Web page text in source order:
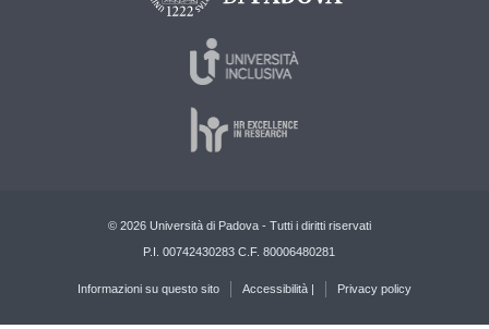
© 2026 Università di Padova - Tutti i diritti riservati
P.I. 00742430283 C.F. 80006480281
Informazioni su questo sito Accessibilità | Privacy policy